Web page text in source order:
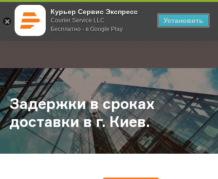
Курьер Сервис Экспресс
Courier Service LLC
Бесплатно - в Google Play
Установить
; Главная О компании Новости Задержки в сроках доставки в г.
Задержки в сроках
доставки в г. Киев.